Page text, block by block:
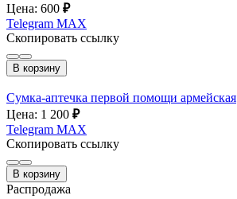
Цена: 600 ₽
Telegram MAX
Скопировать ссылку
В корзину
Сумка-аптечка первой помощи армейская
Цена: 1 200 ₽
Telegram MAX
Скопировать ссылку
В корзину
Распродажа